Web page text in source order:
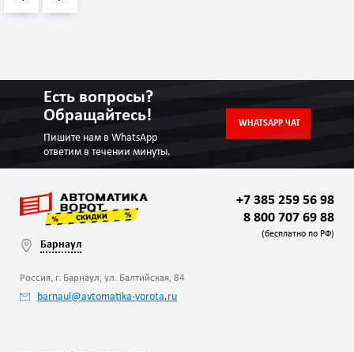
Есть вопросы?
Обращайтесь!
Пишите нам в WhatsApp
ответим в течении минуты.
WHATSAPP ЧАТ
Барнаул
Россия, г. Барнаул, ул. Балтийская, 84
barnaul@avtomatika-vorota.ru
+7 385 259 56 98
8 800 707 69 88
(бесплатно по РФ)